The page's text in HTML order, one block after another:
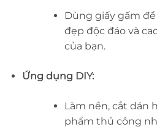
Dùng giấy gấm
đẹp độc đáo và
của bạn.
Ứng dụng DIY:
Làm nền, cắt dán
phẩm thủ công